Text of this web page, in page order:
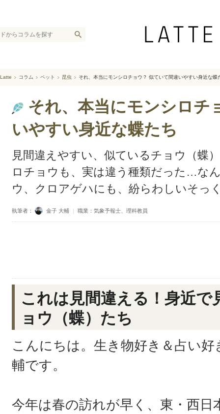
Latte コラム ペット 昆虫 それ、本当にモンシロチョウ？ 似ていて間違いやすい身近な蝶
それ、本当にモンシロチ
いやすい身近な蝶たち
見間違えやすい、似ているチョウ（蝶
ロチョウも、実は違う種類だった…な
ウ、クロアゲハにも、紛らわしいそっ
執筆者： 金子 大輔 ｜ 職業：気象予報士、理科教員
これは見間違える！身近
ョウ（蝶）たち
こんにちは。生き物好き＆占い
輔です。
今年は春の訪れが早く、東・西